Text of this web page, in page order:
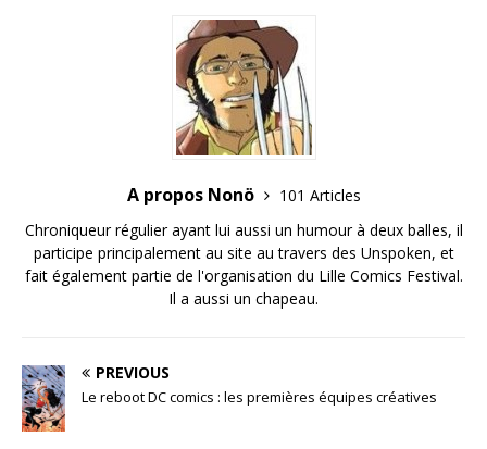
A propos Nonö
101 Articles
Chroniqueur régulier ayant lui aussi un humour à deux balles, il
participe principalement au site au travers des Unspoken, et
fait également partie de l'organisation du Lille Comics Festival.
Il a aussi un chapeau.
PREVIOUS
Le reboot DC comics : les premières équipes créatives